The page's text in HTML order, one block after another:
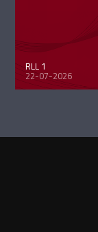
RLL 1
22-07-2026